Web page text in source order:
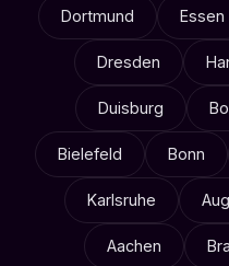
Dortmund Essen
Dresden
Duisburg
Bielefeld Bonn
Karlsruhe
Aachen